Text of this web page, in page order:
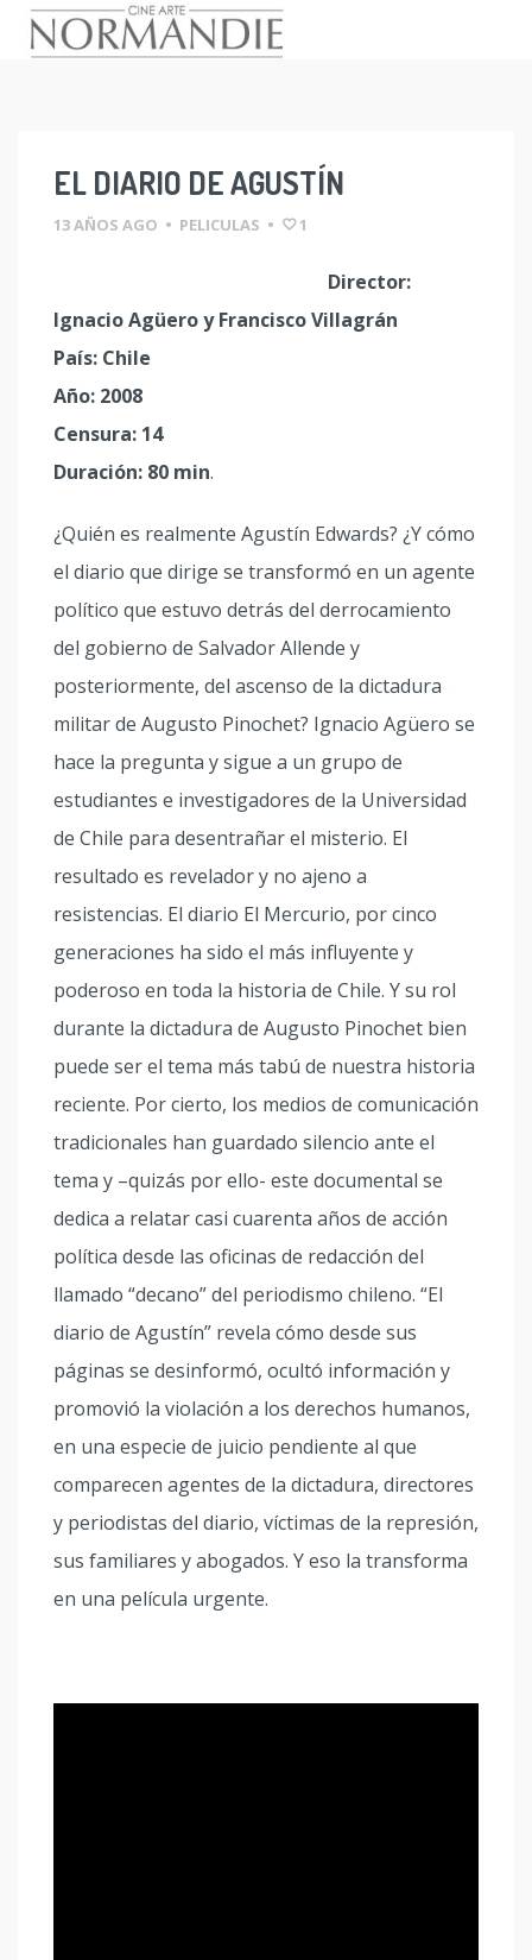
EL DIARIO DE AGUSTÍN
13 AÑOS AGO • PELICULAS • 1
Director:
Ignacio Agüero y Francisco Villagrán
País: Chile
Año: 2008
Censura: 14
Duración: 80 min.
¿Quién es realmente Agustín Edwards? ¿Y cómo
el diario que dirige se transformó en un agente
político que estuvo detrás del derrocamiento
del gobierno de Salvador Allende y
posteriormente, del ascenso de la dictadura
militar de Augusto Pinochet? Ignacio Agüero se
hace la pregunta y sigue a un grupo de
estudiantes e investigadores de la Universidad
de Chile para desentrañar el misterio. El
resultado es revelador y no ajeno a
resistencias. El diario El Mercurio, por cinco
generaciones ha sido el más influyente y
poderoso en toda la historia de Chile. Y su rol
durante la dictadura de Augusto Pinochet bien
puede ser el tema más tabú de nuestra historia
reciente. Por cierto, los medios de comunicación
tradicionales han guardado silencio ante el
tema y –quizás por ello- este documental se
dedica a relatar casi cuarenta años de acción
política desde las oficinas de redacción del
llamado “decano” del periodismo chileno. “El
diario de Agustín” revela cómo desde sus
páginas se desinformó, ocultó información y
promovió la violación a los derechos humanos,
en una especie de juicio pendiente al que
comparecen agentes de la dictadura, directores
y periodistas del diario, víctimas de la represión,
sus familiares y abogados. Y eso la transforma
en una película urgente.